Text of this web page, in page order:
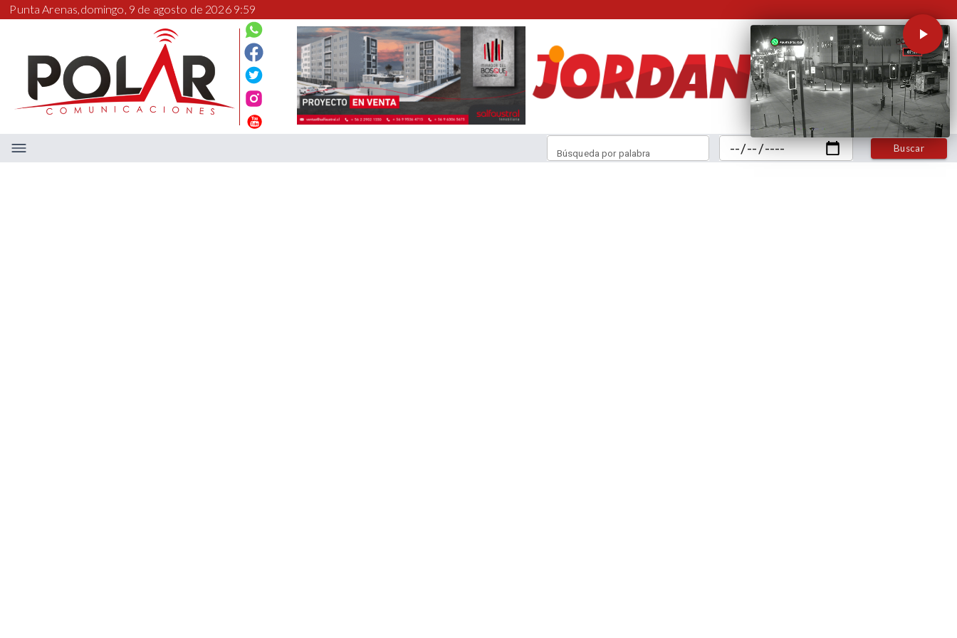
Punta Arenas,domingo, 9 de agosto de 2026 9:59
Buscar
Búsqueda por palabra